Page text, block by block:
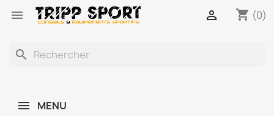
 shopping_cart (0)

search
MENU